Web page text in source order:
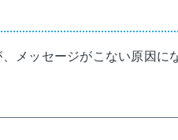
、メッセージがこない原因に